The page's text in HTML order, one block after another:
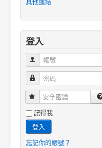
登入
帳號
密碼
安全密鑰
記得我
登入
忘記你的帳號？